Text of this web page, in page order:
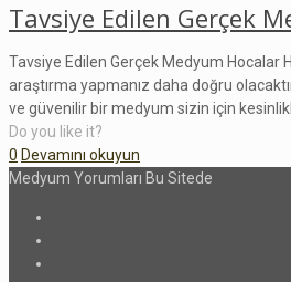
Tavsiye Edilen Gerçek
Tavsiye Edilen Gerçek Medyum Hocalar
araştırma yapmanız daha doğru
ve güvenilir bir medyum sizin için
Do you like it?
0 Devamını okuyun
Medyum Yorumları Bu Sitede